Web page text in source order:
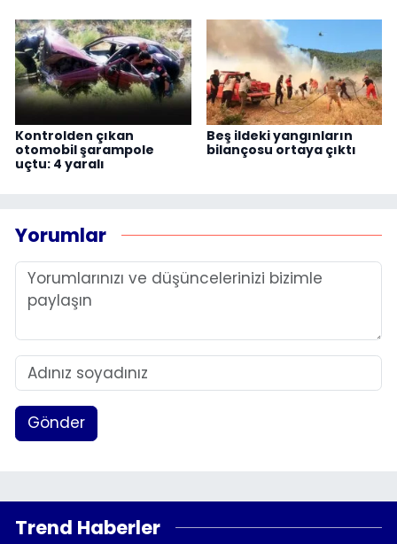
Kontrolden çıkan
otomobil şarampole
uçtu: 4 yaralı
Beş ildeki yangınların
bilançosu ortaya çıktı
Yorumlar
Gönder
Trend Haberler